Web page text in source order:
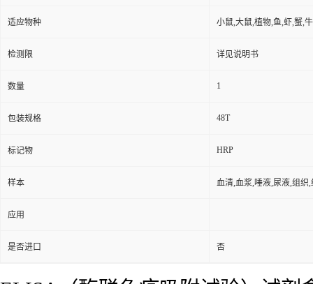
适应物种 小鼠,大鼠,植物,鱼,虾,蟹,
检测限 详见说明书
数量 1
包装规格 48T
标记物 HRP
样本 血清,血浆,唾液,尿液,组织
应用
是否进口 否